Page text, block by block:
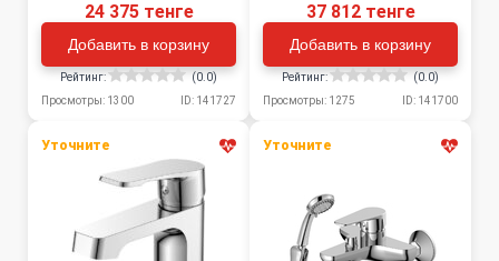
24 375 тенге
Добавить в корзину
Рейтинг:
(0.0)
Просмотры: 1300
ID: 141727
37 812 тенге
Добавить в корзину
Рейтинг:
(0.0)
Просмотры: 1275
ID: 141700
Уточните Уточните